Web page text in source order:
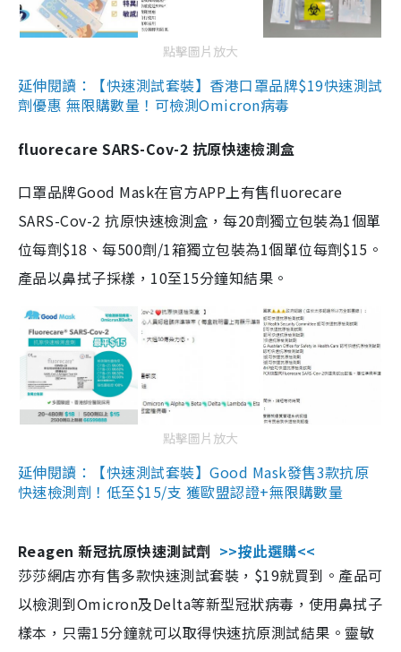
點擊圖片放大
延伸閱讀：【快速測試套裝】香港口罩品牌$19快速測試
劑優惠 無限購數量！可檢測Omicron病毒
fluorecare SARS-Cov-2 抗原快速檢測盒
口罩品牌Good Mask在官方APP上有售fluorecare
SARS-Cov-2 抗原快速檢測盒，每20劑獨立包裝為1個單
位每劑$18、每500劑/1箱獨立包裝為1個單位每劑$15。
產品以鼻拭子採樣，10至15分鐘知結果。
點擊圖片放大
延伸閱讀：【快速測試套裝】Good Mask發售3款抗原
快速檢測劑！低至$15/支 獲歐盟認證+無限購數量
Reagen 新冠抗原快速測試劑 >>按此選購<<
莎莎網店亦有售多款快速測試套裝，$19就買到。產品可
以檢測到Omicron及Delta等新型冠狀病毒，使用鼻拭子
樣本，只需15分鐘就可以取得快速抗原測試結果。靈敏